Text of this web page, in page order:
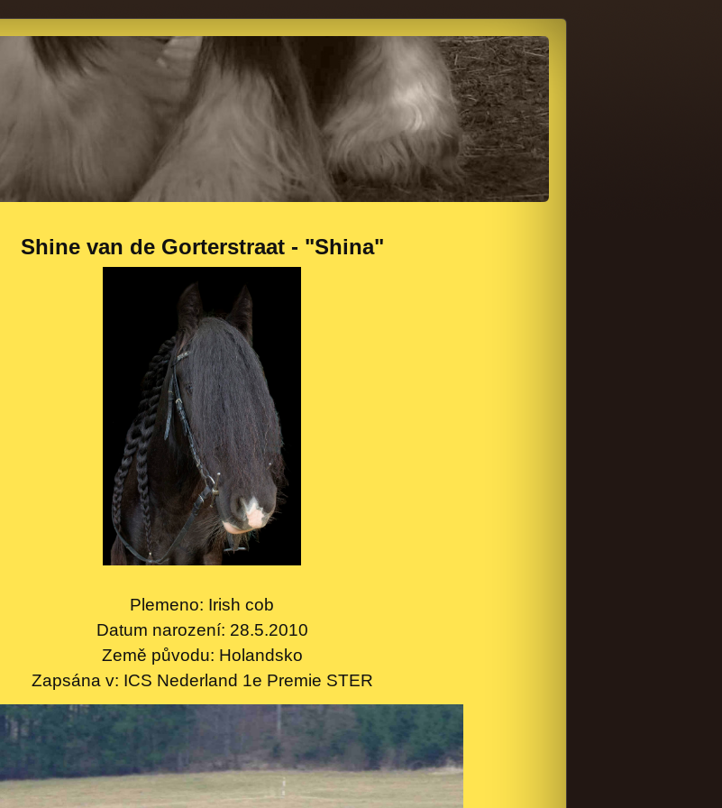
Shine van de Gorterstraat - "Shina"
Plemeno: Irish cob
Datum narození: 28.5.2010
Země původu: Holandsko
Zapsána v: ICS Nederland 1e Premie STER